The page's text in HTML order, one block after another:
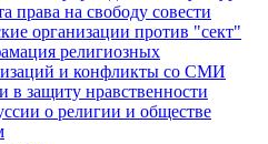
права на свободу совести
организации против "сект"
религиозных
и конфликты со СМИ
в защиту нравственности
о религии и обществе